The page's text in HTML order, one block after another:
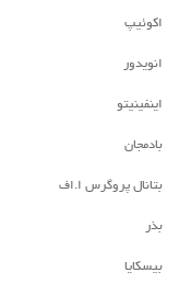
اکوئیپ
انویدور
اینفینیتو
بادمجان
بتانال پروگرس ا.اف
بذر
بیسکایا